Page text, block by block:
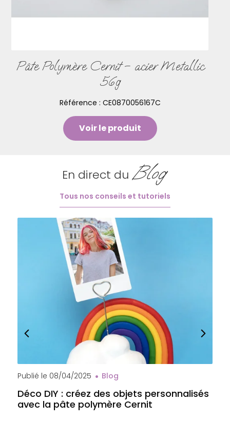
Pâte Polymère Cernit – acier Metallic
56g
Référence : CE0870056167C
Voir le produit
En direct du Blog
Tous nos conseils et tutoriels
Publié le 08/04/2025 Blog
Déco DIY : créez des objets personnalisés
avec la pâte polymère Cernit